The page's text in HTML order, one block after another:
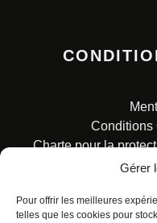
Gérer
Pour offrir les meilleures
telles que les cookies pour
Conditions
Charte pour la